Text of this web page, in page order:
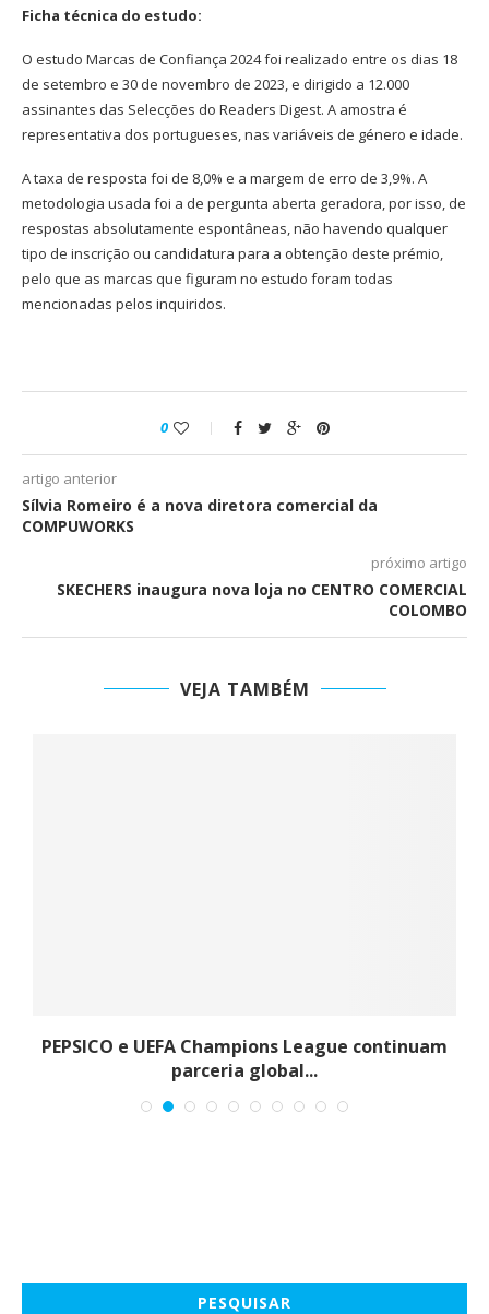
Ficha técnica do estudo:
O estudo Marcas de Confiança 2024 foi realizado entre os dias 18
de setembro e 30 de novembro de 2023, e dirigido a 12.000
assinantes das Selecções do Readers Digest. A amostra é
representativa dos portugueses, nas variáveis de género e idade.
A taxa de resposta foi de 8,0% e a margem de erro de 3,9%. A
metodologia usada foi a de pergunta aberta geradora, por isso, de
respostas absolutamente espontâneas, não havendo qualquer
tipo de inscrição ou candidatura para a obtenção deste prémio,
pelo que as marcas que figuram no estudo foram todas
mencionadas pelos inquiridos.
0
artigo anterior
Sílvia Romeiro é a nova diretora comercial da
COMPUWORKS
próximo artigo
SKECHERS inaugura nova loja no CENTRO COMERCIAL
COLOMBO
VEJA TAMBÉM
PEPSICO e UEFA Champions League continuam
parceria global...
PESQUISAR